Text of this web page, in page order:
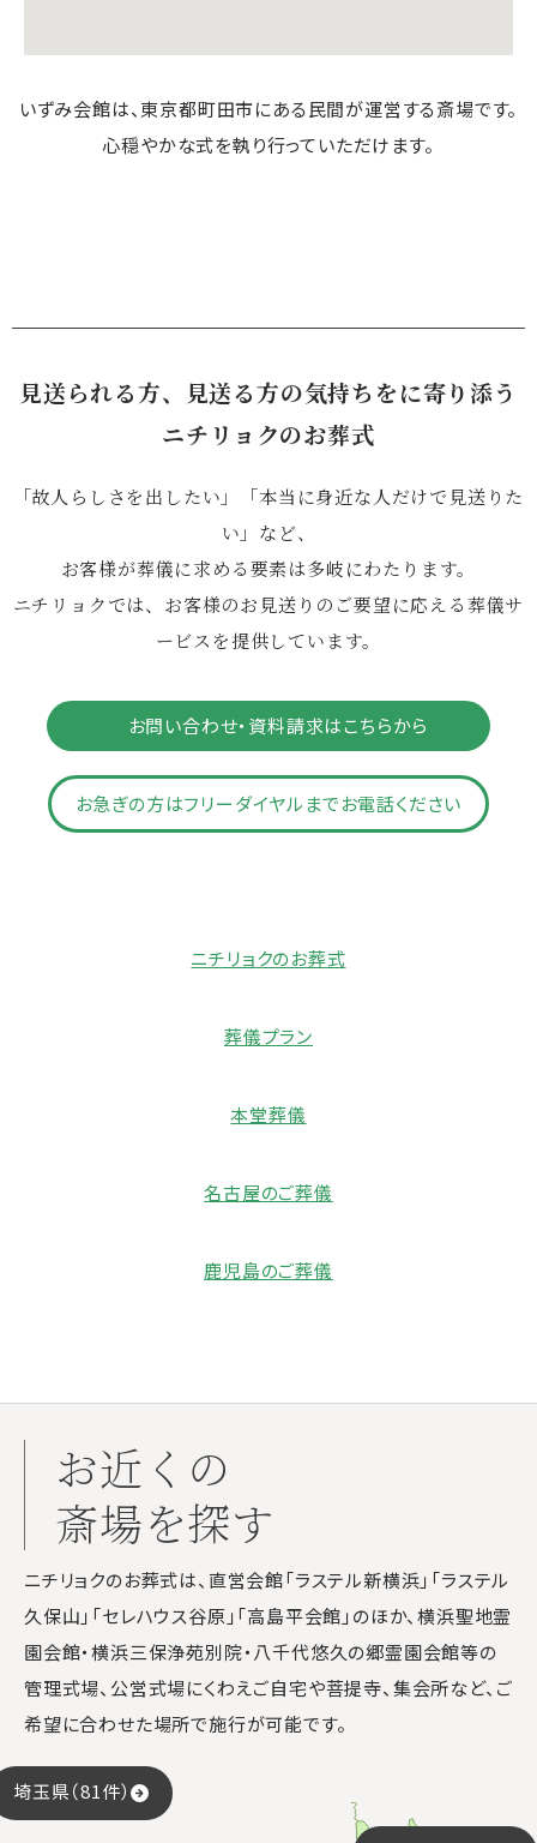
いずみ会館は、東京都町田市にある民間が運営する斎場です。
心穏やかな式を執り行っていただけます。
見送られる方、見送る方の気持ちをに寄り添う
ニチリョクのお葬式
「故人らしさを出したい」「本当に身近な人だけで見送りた
い」など、
お客様が葬儀に求める要素は多岐にわたります。
ニチリョクでは、お客様のお見送りのご要望に応える葬儀サ
ービスを提供しています。
お問い合わせ・資料請求はこちらから
お急ぎの方はフリーダイヤルまでお電話ください
ニチリョクのお葬式
葬儀プラン
本堂葬儀
名古屋のご葬儀
鹿児島のご葬儀
お近くの
斎場を探す
ニチリョクのお葬式は、直営会館「ラステル新横浜」「ラステル
久保山」「セレハウス谷原」「高島平会館」のほか、横浜聖地霊
園会館・横浜三保浄苑別院・八千代悠久の郷霊園会館等の
管理式場、公営式場にくわえご自宅や菩提寺、集会所など、ご
希望に合わせた場所で施行が可能です。
埼玉県（81件）